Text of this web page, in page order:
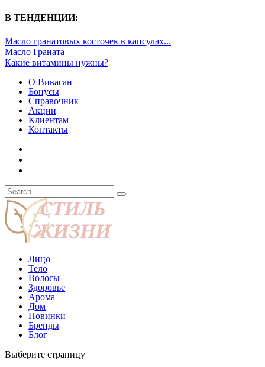
В ТЕНДЕНЦИИ:
Масло гранатовых косточек в капсулах...
Масло Граната
Какие витамины нужны?
О Вивасан
Бонусы
Справочник
Акции
Клиентам
Контакты
Лицо
Тело
Волосы
Здоровье
Арома
Дом
Новинки
Бренды
Блог
Выберите страницу